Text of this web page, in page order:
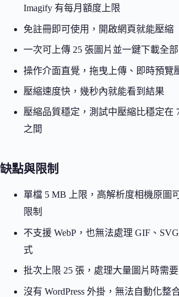
Imagify 有每月額度上限
免註冊即可使用，開啟網頁就能壓縮
一次可上傳 25 張圖片並一鍵下載全部
操作介面直覺，拖曳上傳、即時預覽
壓縮速度快，幾秒內就能看到結果
壓縮品質穩定，測試中壓縮比穩定在
之間
缺點與限制
單檔 5 MB 上限，高解析度相機原圖
限制
不支援 WebP，也無法處理 GIF、
式
批次上限 25 張，處理大量圖片時需
沒有 WordPress 外掛，無法自動化整